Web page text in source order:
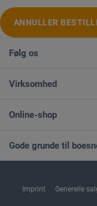
ANNULLER
Følg os
Virksomhed
Online-shop
Gode grunde til
Imprint Generelle